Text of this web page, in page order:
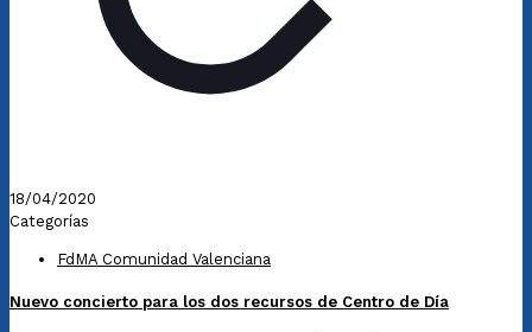
18/04/2020
Categorías
FdMA Comunidad Valenciana
Nuevo concierto para los dos recursos de Centro de Día